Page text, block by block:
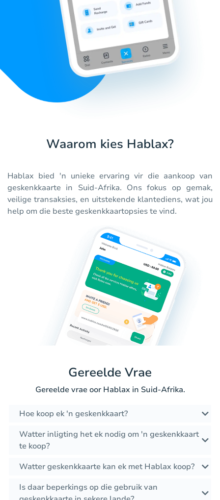
Waarom kies Hablax?
Hablax bied 'n unieke ervaring vir die aankoop van
geskenkkaarte in Suid-Afrika. Ons fokus op gemak,
veilige transaksies, en uitstekende klantediens, wat jou
help om die beste geskenkkaartopsies te vind.
Gereelde Vrae
Gereelde vrae oor Hablax in Suid-Afrika.
Hoe koop ek 'n geskenkkaart?
Watter inligting het ek nodig om 'n geskenkkaart
te koop?
Watter geskenkkaarte kan ek met Hablax koop?
Is daar beperkings op die gebruik van